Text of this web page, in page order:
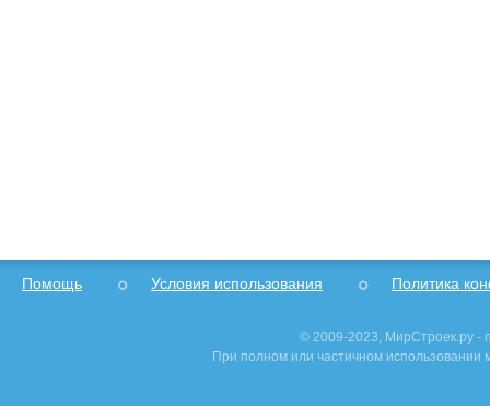
Помощь Условия использования Политика
© 2009-2023, МирСтроек.ру -
При полном или частичном использовании